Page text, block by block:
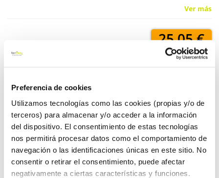
Preferencia de cookies
Utilizamos tecnologías como las cookies (propias y/o de
terceros) para almacenar y/o acceder a la información
del dispositivo. El consentimiento de estas tecnologías
nos permitirá procesar datos como el comportamiento de
navegación o las identificaciones únicas en este sitio. No
consentir o retirar el consentimiento, puede afectar
negativamente a ciertas características y funciones.
Ver más
25,05 €
Click&Collect - Recogida gratis
en nuestras tiendas
5 días hábiles
+ INFO